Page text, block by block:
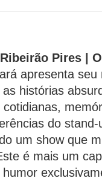
Pires |
apresenta
histórias
do
um show que
é mais um